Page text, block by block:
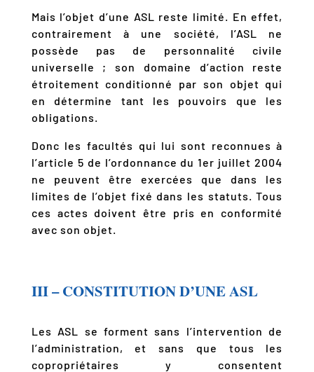
Mais l’objet d’une ASL reste limité. En effet,
contrairement à une société, l’ASL ne
possède pas de personnalité civile
universelle ; son domaine d’action reste
étroitement conditionné par son objet qui
en détermine tant les pouvoirs que les
obligations.
Donc les facultés qui lui sont reconnues à
l’article 5 de l’ordonnance du 1er juillet 2004
ne peuvent être exercées que dans les
limites de l’objet fixé dans les statuts. Tous
ces actes doivent être pris en conformité
avec son objet.
III – CONSTITUTION D’UNE ASL
Les ASL se forment sans l’intervention de
l’administration, et sans que tous les
copropriétaires y consentent